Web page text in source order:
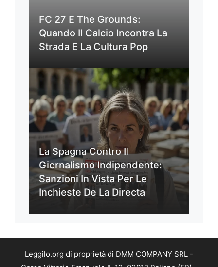
FC 27 E The Grounds:
Quando Il Calcio Incontra La
Strada E La Cultura Pop
La Spagna Contro Il
Giornalismo Indipendente:
Sanzioni In Vista Per Le
Inchieste De La Directa
Leggilo.org di proprietà di DMM COMPANY SRL -